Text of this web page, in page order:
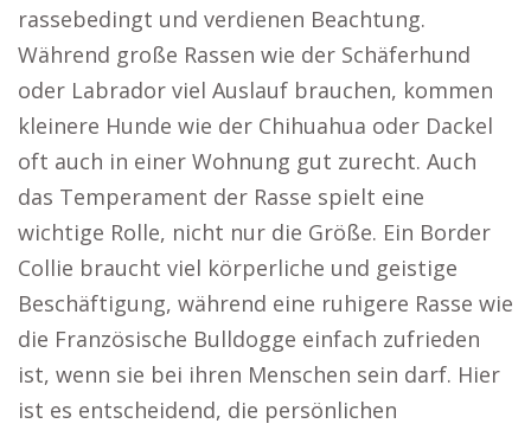
rassebedingt und verdienen Beachtung.
Während große Rassen wie der Schäferhund
oder Labrador viel Auslauf brauchen, kommen
kleinere Hunde wie der Chihuahua oder Dackel
oft auch in einer Wohnung gut zurecht. Auch
das Temperament der Rasse spielt eine
wichtige Rolle, nicht nur die Größe. Ein Border
Collie braucht viel körperliche und geistige
Beschäftigung, während eine ruhigere Rasse wie
die Französische Bulldogge einfach zufrieden
ist, wenn sie bei ihren Menschen sein darf. Hier
ist es entscheidend, die persönlichen